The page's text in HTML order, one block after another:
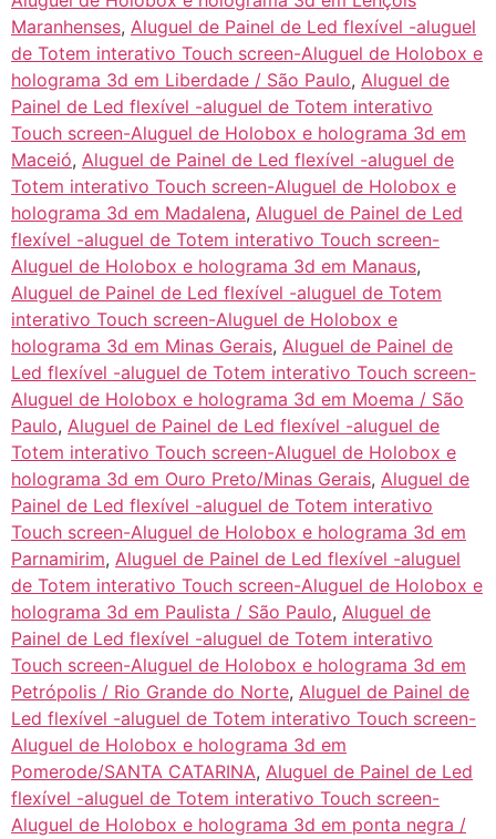
Maranhenses, Aluguel de Painel de Led flexível -aluguel
de Totem interativo Touch screen-Aluguel de Holobox e
holograma 3d em Liberdade / São Paulo, Aluguel de
Painel de Led flexível -aluguel de Totem interativo
Touch screen-Aluguel de Holobox e holograma 3d em
Maceió, Aluguel de Painel de Led flexível -aluguel de
Totem interativo Touch screen-Aluguel de Holobox e
holograma 3d em Madalena, Aluguel de Painel de Led
flexível -aluguel de Totem interativo Touch screen-
Aluguel de Holobox e holograma 3d em Manaus,
Aluguel de Painel de Led flexível -aluguel de Totem
interativo Touch screen-Aluguel de Holobox e
holograma 3d em Minas Gerais, Aluguel de Painel de
Led flexível -aluguel de Totem interativo Touch screen-
Aluguel de Holobox e holograma 3d em Moema / São
Paulo, Aluguel de Painel de Led flexível -aluguel de
Totem interativo Touch screen-Aluguel de Holobox e
holograma 3d em Ouro Preto/Minas Gerais, Aluguel de
Painel de Led flexível -aluguel de Totem interativo
Touch screen-Aluguel de Holobox e holograma 3d em
Parnamirim, Aluguel de Painel de Led flexível -aluguel
de Totem interativo Touch screen-Aluguel de Holobox e
holograma 3d em Paulista / São Paulo, Aluguel de
Painel de Led flexível -aluguel de Totem interativo
Touch screen-Aluguel de Holobox e holograma 3d em
Petrópolis / Rio Grande do Norte, Aluguel de Painel de
Led flexível -aluguel de Totem interativo Touch screen-
Aluguel de Holobox e holograma 3d em
Pomerode/SANTA CATARINA, Aluguel de Painel de Led
flexível -aluguel de Totem interativo Touch screen-
Aluguel de Holobox e holograma 3d em ponta negra /